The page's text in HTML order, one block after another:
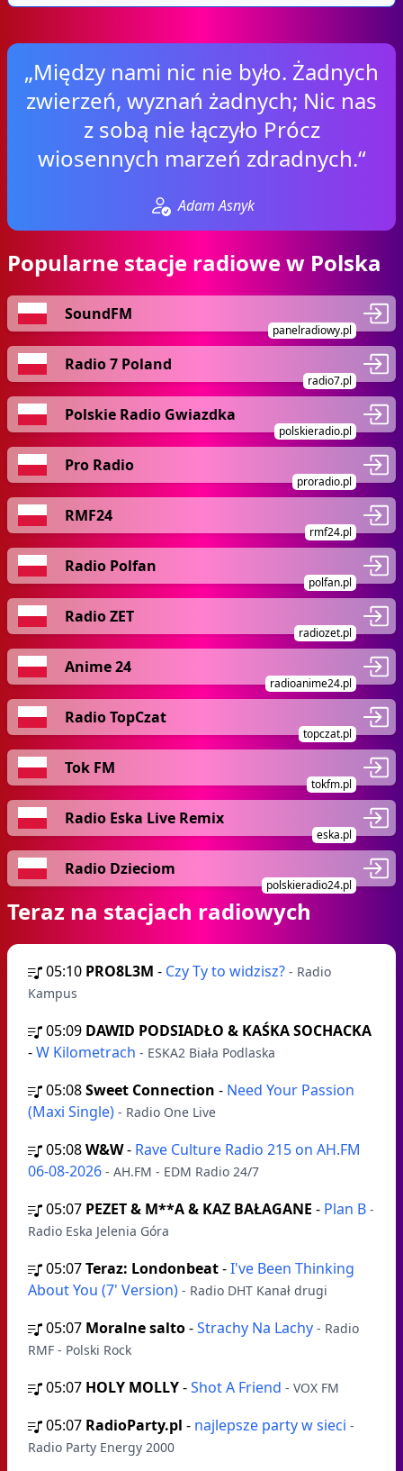
„Między nami nic nie było. Żadnych
zwierzeń, wyznań żadnych; Nic nas
z sobą nie łączyło Prócz
wiosennych marzeń zdradnych.“
Adam Asnyk
Popularne stacje radiowe w Polska
SoundFM
panelradiowy.pl
Radio 7 Poland
radio7.pl
Polskie Radio Gwiazdka
polskieradio.pl
Pro Radio
proradio.pl
RMF24
rmf24.pl
Radio Polfan
polfan.pl
Radio ZET
radiozet.pl
Anime 24
radioanime24.pl
Radio TopCzat
topczat.pl
Tok FM
tokfm.pl
Radio Eska Live Remix
eska.pl
Radio Dzieciom
polskieradio24.pl
Teraz na stacjach radiowych
05:10 PRO8L3M - Czy Ty to widzisz? - Radio
Kampus
05:09 DAWID PODSIADŁO & KAŚKA SOCHACKA
-W Kilometrach - ESKA2 Biała Podlaska
05:08Sweet Connection - Need Your Passion
(Maxi Single) - Radio One Live
05:08W&W- Rave Culture Radio 215 on AH.FM
06-08-2026 - AH.FM - EDM Radio 24/7
05:07 PEZET & M**A & KAZ BAŁAGANE - Plan B -
Radio Eska Jelenia Góra
05:07Teraz: Londonbeat-I've Been Thinking
About You (7' Version) - Radio DHT Kanał drugi
05:07 Moralne salto-Strachy Na Lachy - Radio
RMF - Polski Rock
05:07 HOLY MOLLY-Shot A Friend - VOX FM
05:07 RadioParty.pl - najlepsze party w sieci -
Radio Party Energy 2000